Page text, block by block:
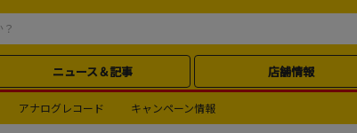
ニュース＆記事 店舗情報
アナログレコード キャンペーン情報